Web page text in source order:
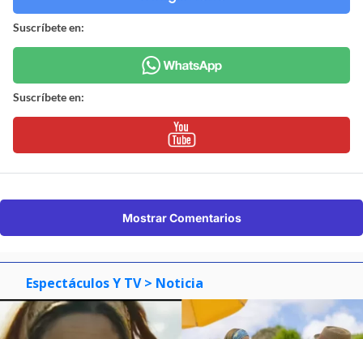
Suscríbete en:
Suscríbete en:
Mostrar Comentarios
Espectáculos Y TV > Noticia